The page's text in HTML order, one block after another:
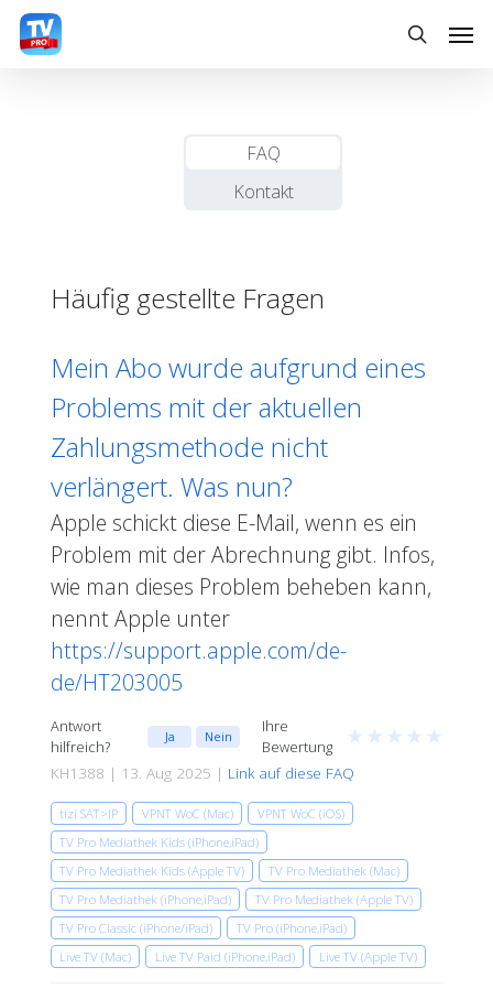
Skip
search
FAQ
Kontakt
Häufig gestellte Fragen
Mein Abo wurde aufgrund eines
Problems mit der aktuellen
Zahlungsmethode nicht
verlängert. Was nun?
Apple schickt diese E-Mail, wenn es ein
Problem mit der Abrechnung gibt. Infos,
wie man dieses Problem beheben kann,
nennt Apple unter
https://support.apple.com/de-
de/HT203005
Antwort
hilfreich?
Ja Nein
Ihre
Bewertung
★ ★ ★ ★ ★
KH1388 | 13. Aug 2025 | Link auf diese FAQ
tizi SAT>IP VPNT WoC (Mac)
VPNT WoC (iOS)
TV Pro Mediathek Kids (iPhone,iPad)
TV Pro Mediathek Kids (Apple TV)
TV Pro Mediathek (Mac)
TV Pro Mediathek (iPhone,iPad)
TV Pro Mediathek (Apple TV)
TV Pro Classic (iPhone/iPad)
TV Pro (iPhone,iPad)
Live TV (Mac)
Live TV Paid (iPhone,iPad) Live TV (Apple TV)